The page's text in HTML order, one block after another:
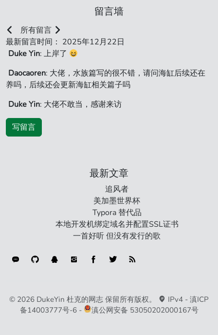
留言墙
所有留言
最新留言时间： 2025年12月22日
Duke Yin: 上岸了
Daocaoren: 大佬，水族篇写的很不错，请问海缸后续还在
养吗，后续还会更新海缸相关篇子吗
Duke Yin: 大佬不敢当，感谢来访
写留言
最新文章
追风者
美加墨世界杯
Typora 替代品
本地开发机绑定域名并配置SSL证书
一首好听 但没有发行的歌
© 2026 DukeYin 杜克的网志 保留所有版权。 连接类型
IPv4 - 滇ICP
备14003777号-6- 滇公网安备 53050202000167号